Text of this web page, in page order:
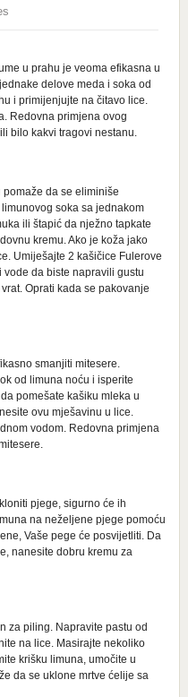
u prahu je veoma efikasna u
delove meda i soka od
i primijenjujte na čitavo lice.
Redovna primjena ovog
bilo kakvi tragovi nestanu.
da se eliminiše
soka sa jednakom
ili štapić da nježno tapkate
kremu. Ako je koža jako
Umiješajte 2 kašičice Fulerove
da biste napravili gustu
Oprati kada se pakovanje
smanjiti mitesere.
od limuna noću i isperite
pomešate kašiku mleka u
ovu mješavinu u lice.
vodom. Redovna primjena
pjege, sigurno će ih
na neželjene pjege pomoću
Vaše pege će posvijetliti. Da
nanesite dobru kremu za
za piling. Napravite pastu od
na lice. Masirajte nekoliko
krišku limuna, umočite u
da se uklone mrtve ćelije sa